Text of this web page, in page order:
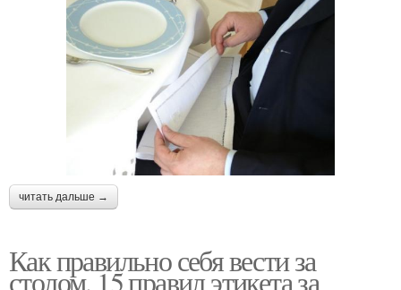
читать дальше →
Как правильно себя вести за
столом. 15 правил этикета за